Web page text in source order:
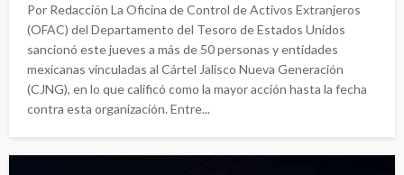
Por Redacción La Oficina de Control de Activos Extranjeros
(OFAC) del Departamento del Tesoro de Estados Unidos
sancionó este jueves a más de 50 personas y entidades
mexicanas vinculadas al Cártel Jalisco Nueva Generación
(CJNG), en lo que calificó como la mayor acción hasta la fecha
contra esta organización. Entre...